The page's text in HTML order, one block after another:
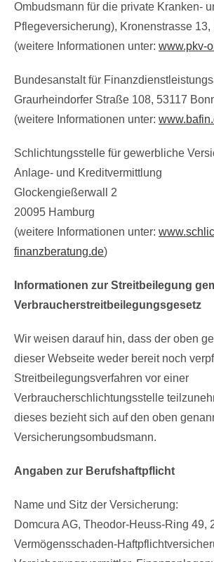
Ombudsmann für die private Kranken-
Pflegeversicherung), Kronenstrasse 13,
(weitere Informationen unter: www.pkv-
Bundesanstalt für
Graurheindorfer Straße 108, 53117
(weitere Informationen unter:
Schlichtungsstelle für gewerbliche
Anlage- und Kreditvermittlung
Glockengießerwall 2
20095 Hamburg
(weitere Informationen unter:
finanzberatung.de)
Informationen zur Streitbeilegung
Verbraucherstreitbeilegungsgesetz
Wir weisen darauf hin, dass der oben
dieser Webseite weder bereit noch
Streitbeilegungsverfahren vor einer
Verbraucherschlichtungsstelle
dieses bezieht sich auf den oben
Versicherungsombudsmann.
Angaben zur Berufshaftpflicht
Name und Sitz der Versicherung:
Domcura AG, Theodor-Heuss-Ring 49,
Vermögensschaden-